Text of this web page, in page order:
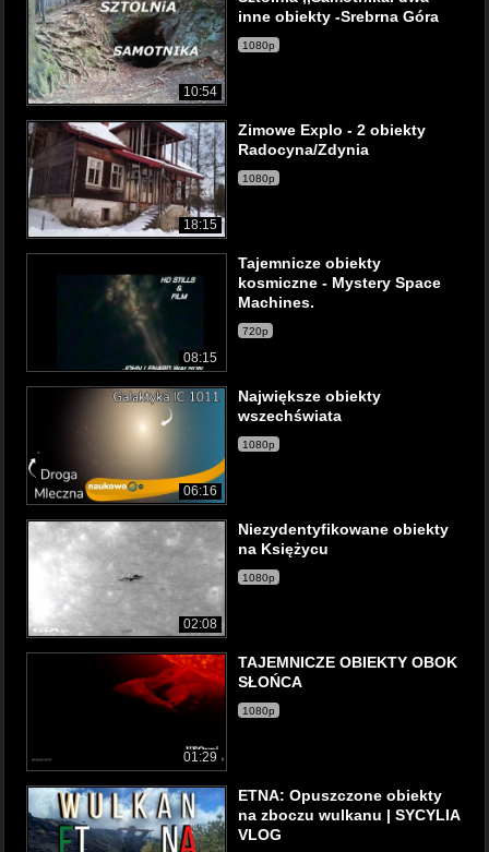
10:54
inne obiekty -Srebrna Góra
1080p
18:15
Zimowe Explo - 2 obiekty
Radocyna/Zdynia
1080p
08:15
Tajemnicze obiekty
kosmiczne - Mystery Space
Machines.
720p
06:16
Największe obiekty
wszechświata
1080p
02:08
Niezydentyfikowane obiekty
na Księżycu
1080p
01:29
TAJEMNICZE OBIEKTY OBOK
SŁOŃCA
1080p
ETNA: Opuszczone obiekty
na zboczu wulkanu | SYCYLIA
VLOG